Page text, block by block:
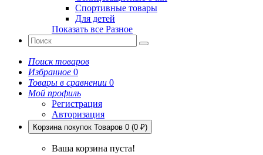
Спортивные товары
Для детей
Показать все Разное
Поиск товаров
Избранное 0
Товары в сравнении 0
Мой профиль
Регистрация
Авторизация
Корзина покупок Товаров 0 (0 ₽)
Ваша корзина пуста!